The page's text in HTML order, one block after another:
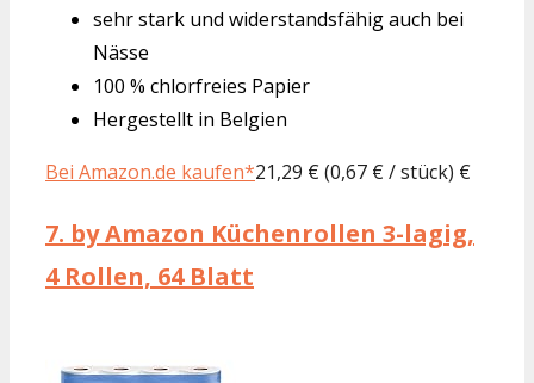
sehr stark und widerstandsfähig auch bei
Nässe
100 % chlorfreies Papier
Hergestellt in Belgien
Bei Amazon.de kaufen*21,29 € (0,67 € / stück) €
7. by Amazon Küchenrollen 3-lagig,
4 Rollen, 64 Blatt